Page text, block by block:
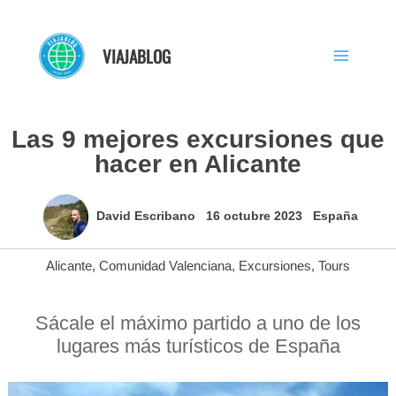
contenido
VIAJABLOG
Las 9 mejores excursiones que
hacer en Alicante
David Escribano 16 octubre 2023 España
Alicante, Comunidad Valenciana, Excursiones, Tours
Sácale el máximo partido a uno de los
lugares más turísticos de España